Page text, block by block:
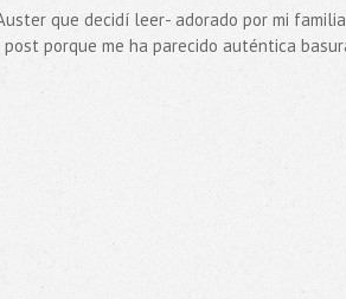
que decidí leer- adorado por mi
porque me ha parecido auténtica